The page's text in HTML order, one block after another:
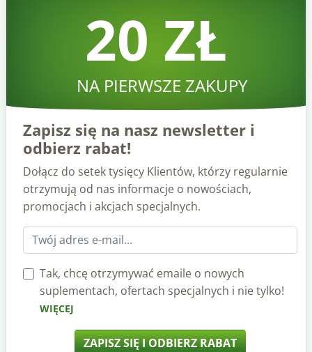
20 ZŁ
NA PIERWSZE ZAKUPY
Zapisz się na nasz newsletter i
odbierz rabat!
Dołącz do setek tysięcy Klientów, którzy regularnie
otrzymują od nas informacje o nowościach,
promocjach i akcjach specjalnych.
ZAPISZ SIĘ I ODBIERZ RABAT
Tak, chcę otrzymywać emaile o nowych
suplementach, ofertach specjalnych i nie tylko!
WIĘCEJ